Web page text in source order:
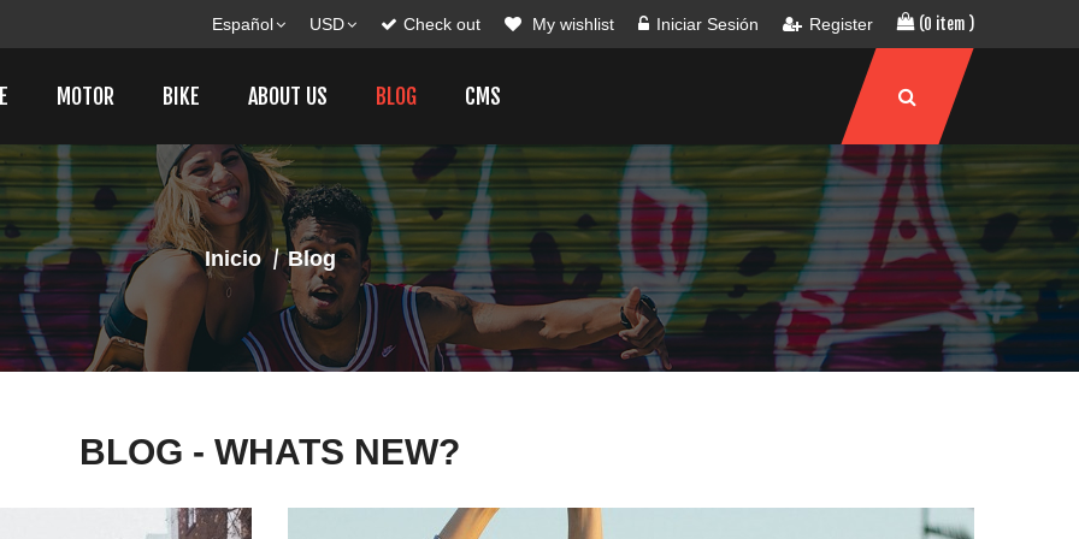
Español USD Check out My wishlist Iniciar Sesión Register (0 item )
MOTOR BIKE ABOUT US BLOG CMS
Inicio Blog
BLOG - WHATS NEW?